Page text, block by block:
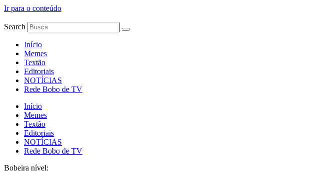
Ir para o conteúdo
Search
Início
Memes
Textão
Editoriais
NOTÍCIAS
Rede Bobo de TV
Início
Memes
Textão
Editoriais
NOTÍCIAS
Rede Bobo de TV
Bobeira nível: